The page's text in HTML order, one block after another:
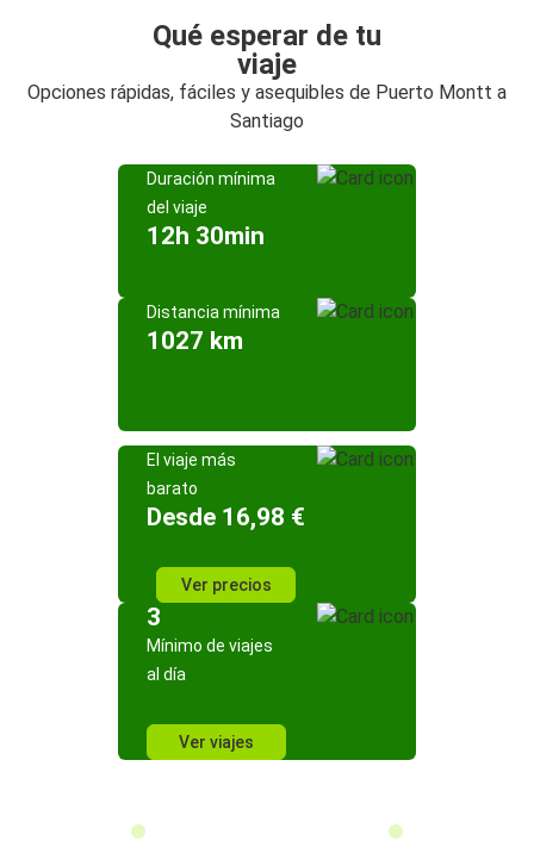
Qué esperar de tu
viaje
Opciones rápidas, fáciles y asequibles de Puerto Montt a
Santiago
Duración mínima
del viaje
12h 30min
Distancia mínima
1027 km
El viaje más
barato
Desde 16,98 €
Ver precios
3
Mínimo de viajes
al día
Ver viajes